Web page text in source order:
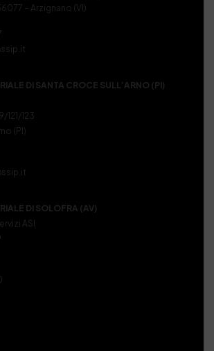
– Arzignano (VI)
DI SANTA CROCE SULL’ARNO (PI)
121/123
(PI)
DI SOLOFRA (AV)
ASI